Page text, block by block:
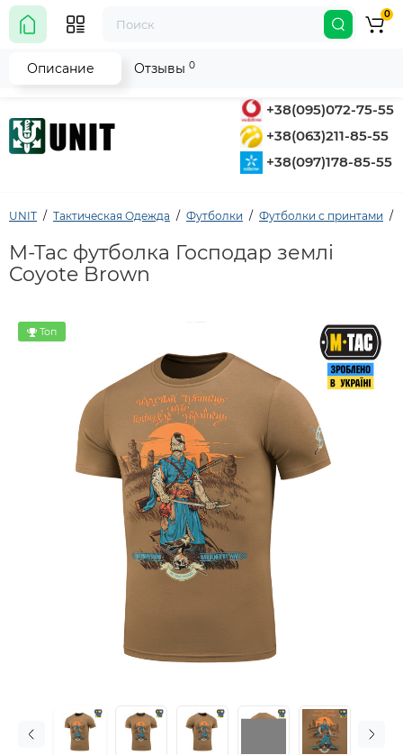
+38(095)072-75-55
+38(063)211-85-55
+38(097)178-85-55
0
UNIT Тактическая Одежда Футболки Футболки с принтами
M-Tac футболка Господар землі
Coyote Brown
Топ
Описание Отзывы 0